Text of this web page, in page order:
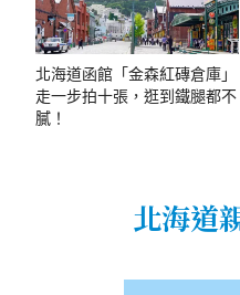
北海道函館「金森紅磚倉庫」
走一步拍十張，逛到鐵腿都不
膩！
北海道